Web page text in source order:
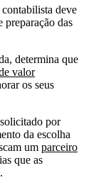
deve
preparação das
determina que
valor
os seus
por
da escolha
um parceiro
que as